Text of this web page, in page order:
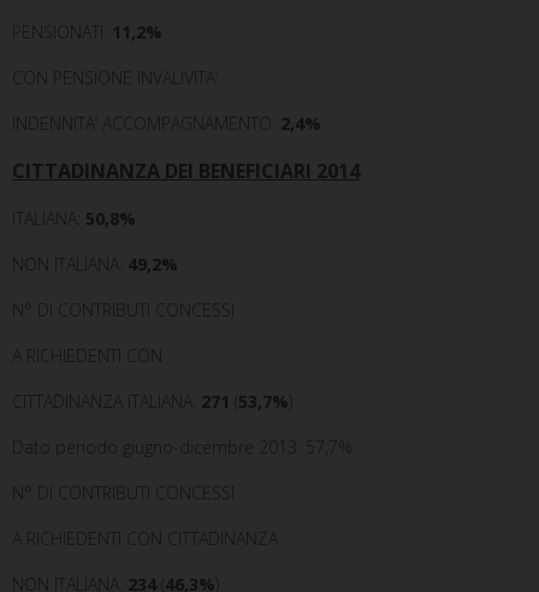
PENSIONATI:
11,2%
CON PENSIONE INVALIVITA’
INDENNITA’ ACCOMPAGNAMENTO: 2,4%
CITTADINANZA DEI BENEFICIARI 2014
ITALIANA: 50,8%
NON ITALIANA: 49,2%
N° DI CONTRIBUTI CONCESSI
A RICHIEDENTI CON
CITTADINANZA ITALIANA: 271 53,7%
Dato periodo giugno-dicembre 2013: 57,7%
N° DI CONTRIBUTI CONCESSI
A RICHIEDENTI CON CITTADINANZA
NON ITALIANA: 234( 46,3%